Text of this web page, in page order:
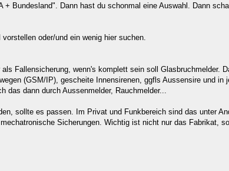
Bundesland". Dann hast du schonmal eine Auswahl. Dann
oder/und ein wenig hier suchen.
Fallensicherung, wenn's komplett sein soll Glasbruchmelder.
(GSM/IP), gescheite Innensirenen, ggfls Aussensire und in
dann durch Aussenmelder, Rauchmelder...
sollte es passen. Im Privat und Funkbereich sind das unter
Sicherungen. Wichtig ist nicht nur das Fabrikat,